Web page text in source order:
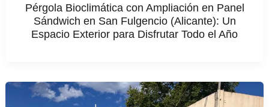
Pérgola Bioclimática con Ampliación en Panel
Sándwich en San Fulgencio (Alicante): Un
Espacio Exterior para Disfrutar Todo el Año